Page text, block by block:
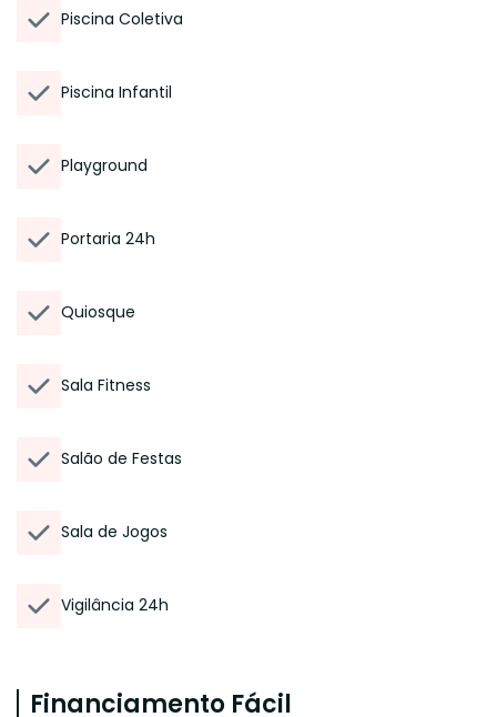
Piscina Coletiva
Piscina Infantil
Playground
Portaria 24h
Quiosque
Sala Fitness
Salão de Festas
Sala de Jogos
Vigilância 24h
Financiamento Fácil